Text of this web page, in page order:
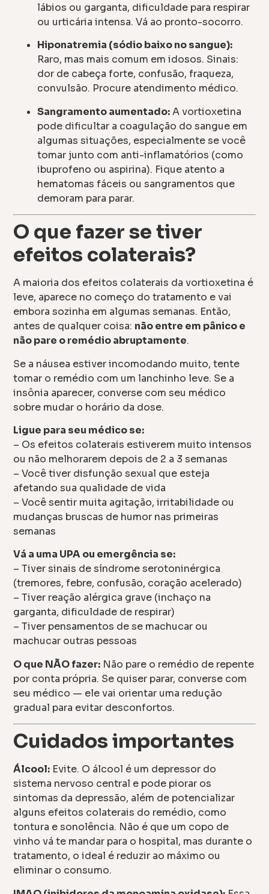
lábios ou garganta, dificuldade para respirar
ou urticária intensa. Vá ao pronto-socorro.
Hiponatremia (sódio baixo no sangue):
Raro, mas mais comum em idosos. Sinais:
dor de cabeça forte, confusão, fraqueza,
convulsão. Procure atendimento médico.
Sangramento aumentado:A vortioxetina
pode dificultar a coagulação do sangue em
algumas situações, especialmente se você
tomar junto com anti-inflamatórios (como
ibuprofeno ou aspirina). Fique atento a
hematomas fáceis ou sangramentos que
demoram para parar.
O que fazer se tiver
efeitos colaterais?
A maioria dos efeitos colaterais da vortioxetina é
leve, aparece no começo do tratamento e vai
embora sozinha em algumas semanas. Então,
antes de qualquer coisa: não entre em pânico e
não pare o remédio abruptamente.
Se a náusea estiver incomodando muito, tente
tomar o remédio com um lanchinho leve. Se a
insônia aparecer, converse com seu médico
sobre mudar o horário da dose.
Ligue para seu médico se:
– Os efeitos colaterais estiverem muito intensos
ou não melhorarem depois de 2 a 3 semanas
– Você tiver disfunção sexual que esteja
afetando sua qualidade de vida
– Você sentir muita agitação, irritabilidade ou
mudanças bruscas de humor nas primeiras
semanas
Vá a uma UPA ou emergência se:
– Tiver sinais de síndrome serotoninérgica
(tremores, febre, confusão, coração acelerado)
– Tiver reação alérgica grave (inchaço na
garganta, dificuldade de respirar)
– Tiver pensamentos de se machucar ou
machucar outras pessoas
O que NÃO fazer: Não pare o remédio de repente
por conta própria. Se quiser parar, converse com
seu médico — ele vai orientar uma redução
gradual para evitar desconfortos.
Cuidados importantes
Álcool: Evite. O álcool é um depressor do
sistema nervoso central e pode piorar os
sintomas da depressão, além de potencializar
alguns efeitos colaterais do remédio, como
tontura e sonolência. Não é que um copo de
vinho vá te mandar para o hospital, mas durante o
tratamento, o ideal é reduzir ao máximo ou
eliminar o consumo.